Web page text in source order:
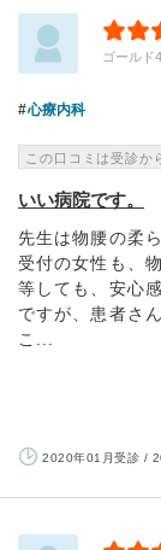
ゴールド
心療内科
この口コミは受診か
いい病院です。
先生は物腰の柔
受付の女性も、
等しても、安心
ですが、患者さ
こ...
2020年01月受診 /